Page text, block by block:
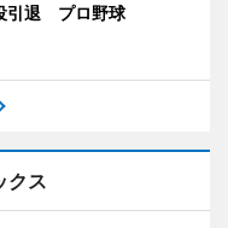
引退 プロ野球
クス